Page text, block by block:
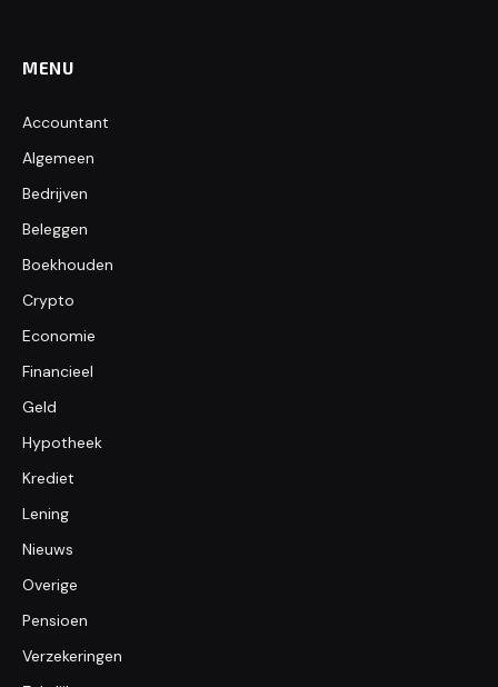
MENU
Accountant
Algemeen
Bedrijven
Beleggen
Boekhouden
Crypto
Economie
Financieel
Geld
Hypotheek
Krediet
Lening
Nieuws
Overige
Pensioen
Verzekeringen